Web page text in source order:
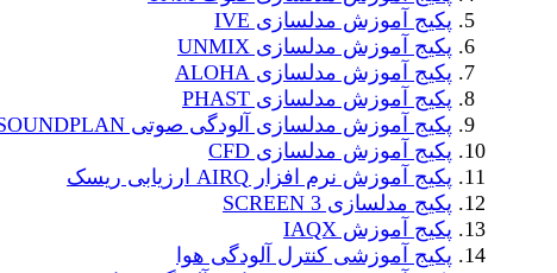
پکیج آموزش مدلسازی IVE
پکیج آموزش مدلسازی UNMIX
پکیج آموزش مدلسازی ALOHA
پکیج آموزش مدلسازی PHAST
پکیج آموزش مدلسازی آلودگی صوتی SOUNDPLAN
پکیج آموزش مدلسازی CFD
پکیج آموزش نرم افزار AIRQ ارزیابی ریسک
پکیج مدلسازی SCREEN 3
پکیج آموزش IAQX
پکیج آموزشی کنترل آلودگی هوا